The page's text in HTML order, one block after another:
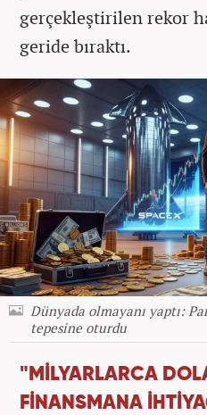
gerçekleştirilen rekor
geride bıraktı.
Dünyada olmayanı yaptı:
tepesine oturdu
"MİLYARLARCA
FİNANSMANA